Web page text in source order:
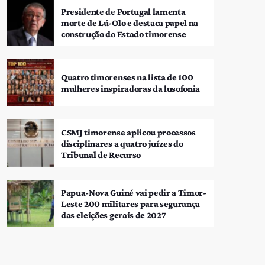
Presidente de Portugal lamenta
morte de Lú-Olo e destaca papel na
construção do Estado timorense
Quatro timorenses na lista de 100
mulheres inspiradoras da lusofonia
CSMJ timorense aplicou processos
disciplinares a quatro juízes do
Tribunal de Recurso
Papua-Nova Guiné vai pedir a Timor-
Leste 200 militares para segurança
das eleições gerais de 2027